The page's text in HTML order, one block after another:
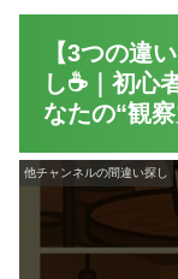
【3つの違
し☕｜初心
なたの“観
他チャンネルの間違い探し